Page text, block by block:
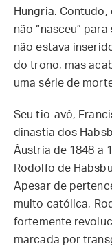
Hungria.
não “nasceu”
não estava
do trono, mas
uma série de
Seu tio-avô,
dinastia dos
Áustria de 1848 a
Rodolfo de
Apesar de
muito católica,
fortemente
marcada por